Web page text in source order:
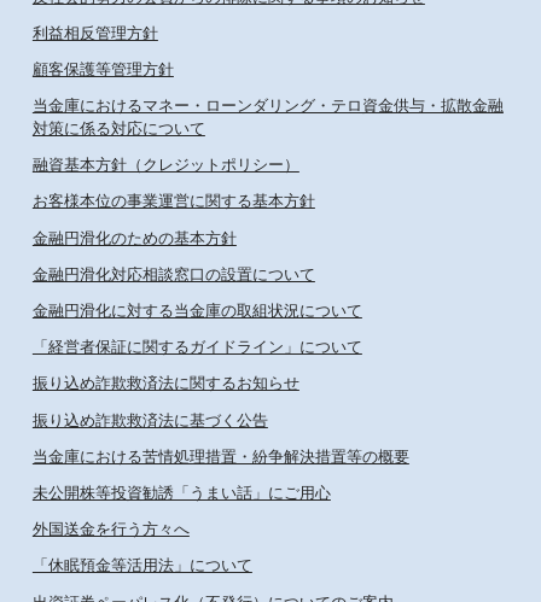
利益相反管理方針
顧客保護等管理方針
当金庫におけるマネー・ローンダリング・テロ資金供与・拡散金融
対策に係る対応について
融資基本方針（クレジットポリシー）
お客様本位の事業運営に関する基本方針
金融円滑化のための基本方針
金融円滑化対応相談窓口の設置について
金融円滑化に対する当金庫の取組状況について
「経営者保証に関するガイドライン」について
振り込め詐欺救済法に関するお知らせ
振り込め詐欺救済法に基づく公告
当金庫における苦情処理措置・紛争解決措置等の概要
未公開株等投資勧誘「うまい話」にご用心
外国送金を行う方々へ
「休眠預金等活用法」について